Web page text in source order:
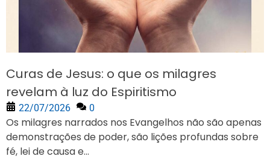
Curas de Jesus: o que os milagres
revelam à luz do Espiritismo
22/07/2026 0
Os milagres narrados nos Evangelhos não são apenas
demonstrações de poder, são lições profundas sobre
fé, lei de causa e...